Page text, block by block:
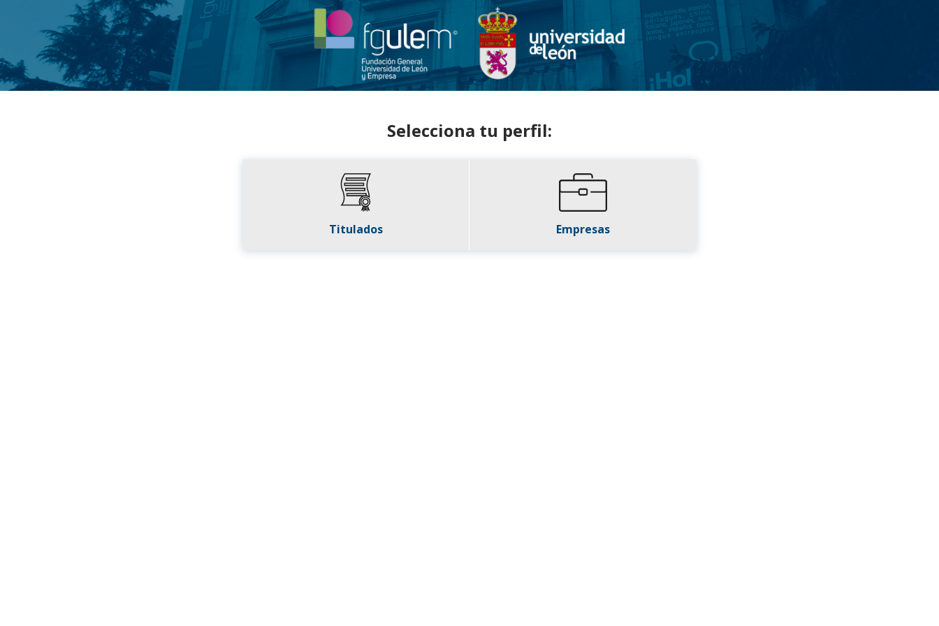
Selecciona tu perfil:
Titulados Empresas